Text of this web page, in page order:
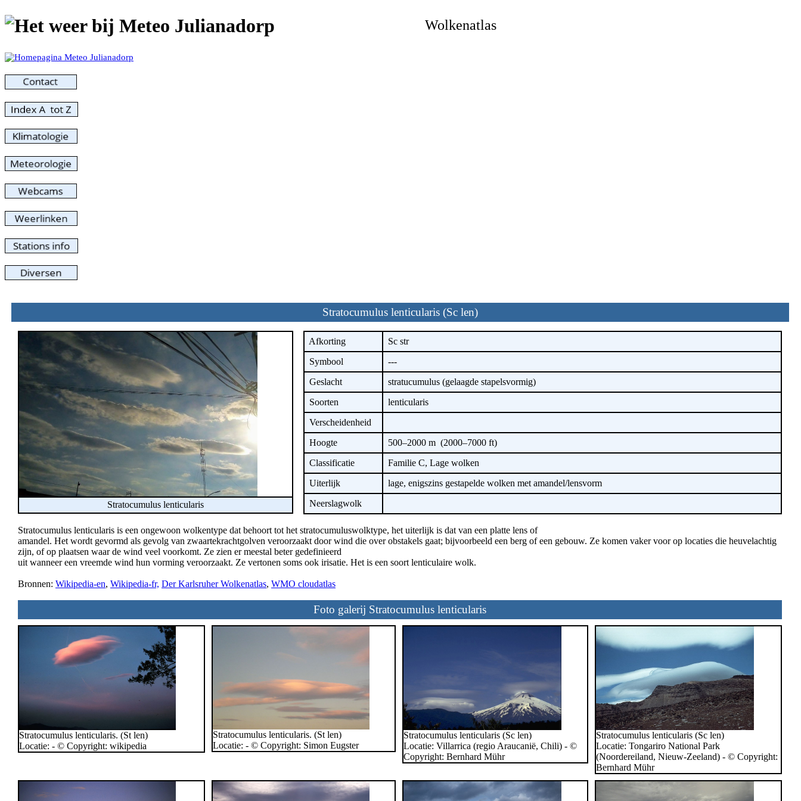
Wolkenatlas
Stratocumulus lenticularis (Sc len)
Stratocumulus lenticularis
Afkorting
Sc str
Symbool
---
Geslacht
stratucumulus (gelaagde stapelsvormig)
Soorten
lenticularis
Verscheidenheid
Hoogte
500–2000 m (2000–7000 ft)
Classificatie
Familie C, Lage wolken
Uiterlijk
lage, enigszins gestapelde wolken met amandel/lensvorm
Neerslagwolk
Stratocumulus lenticularis is een ongewoon wolkentype dat behoort tot het stratocumuluswolktype, het uiterlijk is dat van een platte lens of
amandel. Het wordt gevormd als gevolg van zwaartekrachtgolven veroorzaakt door wind die over obstakels gaat; bijvoorbeeld een berg of een gebouw. Ze komen vaker voor op locaties die heuvelachtig
zijn, of op plaatsen waar de wind veel voorkomt. Ze zien er meestal beter gedefinieerd
uit wanneer een vreemde wind hun vorming veroorzaakt. Ze vertonen soms ook irisatie. Het is een soort lenticulaire wolk.
Bronnen: Wikipedia-en, Wikipedia-fr, Der Karlsruher Wolkenatlas, WMO cloudatlas
Foto galerij Stratocumulus lenticularis
Stratocumulus lenticularis. (St len)
Locatie: - © Copyright: wikipedia
Stratocumulus lenticularis. (St len)
Locatie: - © Copyright: Simon Eugster
Stratocumulus lenticularis (Sc len)
Locatie: Villarrica (regio Araucanië, Chili) - ©
Copyright: Bernhard Mühr
Stratocumulus lenticularis (Sc len)
Locatie: Tongariro National Park
(Noordereiland, Nieuw-Zeeland) - © Copyright:
Bernhard Mühr